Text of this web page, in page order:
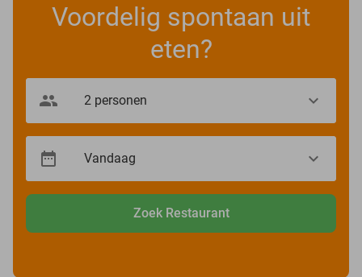
Voordelig spontaan uit
eten?
Zoek Restaurant